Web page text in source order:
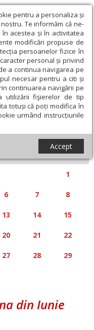
pentru a personaliza și
Te informăm că ne-
acestea și în activitatea
modificări propuse de
persoanelor fizice în
personal și privind
a continua navigarea pe
necesar pentru a citi și
continuarea navigării pe
utilizării fişierelor de tip
totuși că poți modifica în
urmând instrucțiunile
Accept
»
S D
1
6 7 8
13 14 15
20 21 22
27 28 29
din Iunie